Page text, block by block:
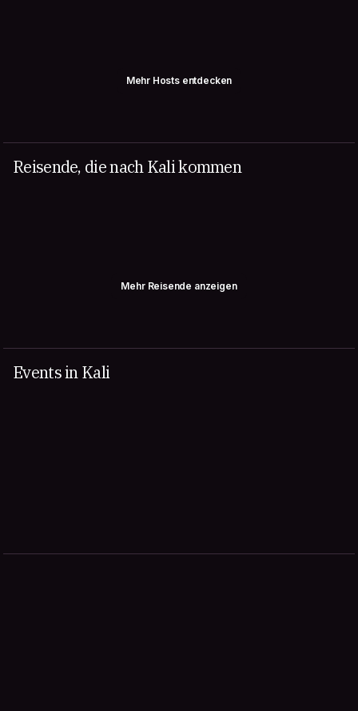
Mehr Hosts entdecken
Reisende, die nach Kali kommen
Mehr Reisende anzeigen
Events in Kali